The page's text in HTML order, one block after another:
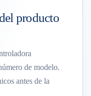
producto
de modelo.
antes de la